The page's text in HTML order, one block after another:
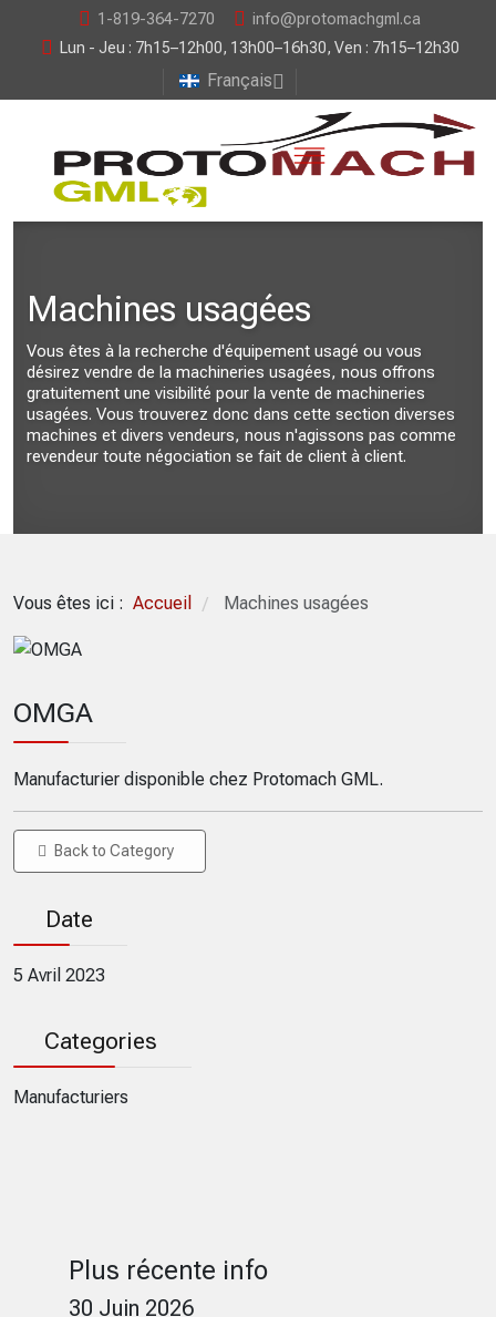
1-819-364-7270
info@protomachgml.ca
Lun - Jeu : 7h15–12h00, 13h00–16h30, Ven : 7h15–12h30
Français
Machines usagées
Vous êtes à la recherche d'équipement usagé ou vous
désirez vendre de la machineries usagées, nous offrons
gratuitement une visibilité pour la vente de machineries
usagées. Vous trouverez donc dans cette section diverses
machines et divers vendeurs, nous n'agissons pas comme
revendeur toute négociation se fait de client à client.
Vous êtes ici : Accueil / Machines usagées
OMGA
Manufacturier disponible chez Protomach GML.
Back to Category
Date
5 Avril 2023
Categories
Manufacturiers
Plus récente info
30 Juin 2026